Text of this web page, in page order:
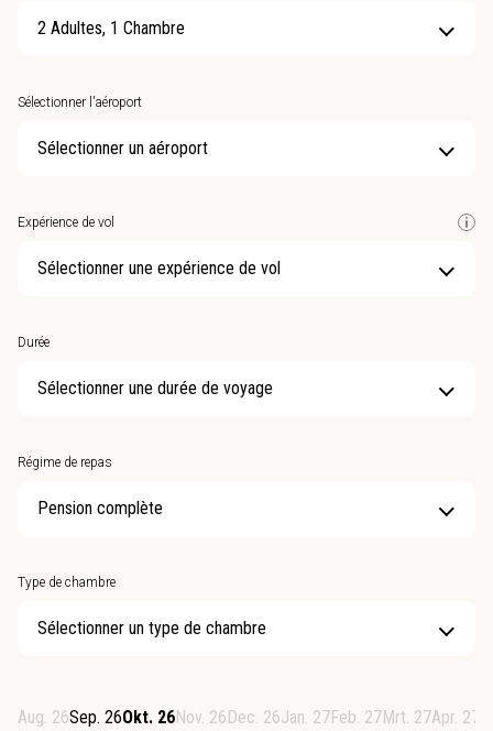
2 Adultes, 1 Chambre
Sélectionner l'aéroport
Sélectionner un aéroport
Expérience de vol
Sélectionner une expérience de vol
Durée
Sélectionner une durée de voyage
Régime de repas
Type de chambre
Sélectionner un type de chambre
Aug. 26Sep. 26Okt. 26Nov. 26 Dec. 26Jan. 27Feb. 27Mrt. 27Apr. 27